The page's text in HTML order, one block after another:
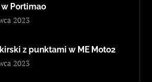
w Portimao
2023
z punktami w ME Moto2
2023